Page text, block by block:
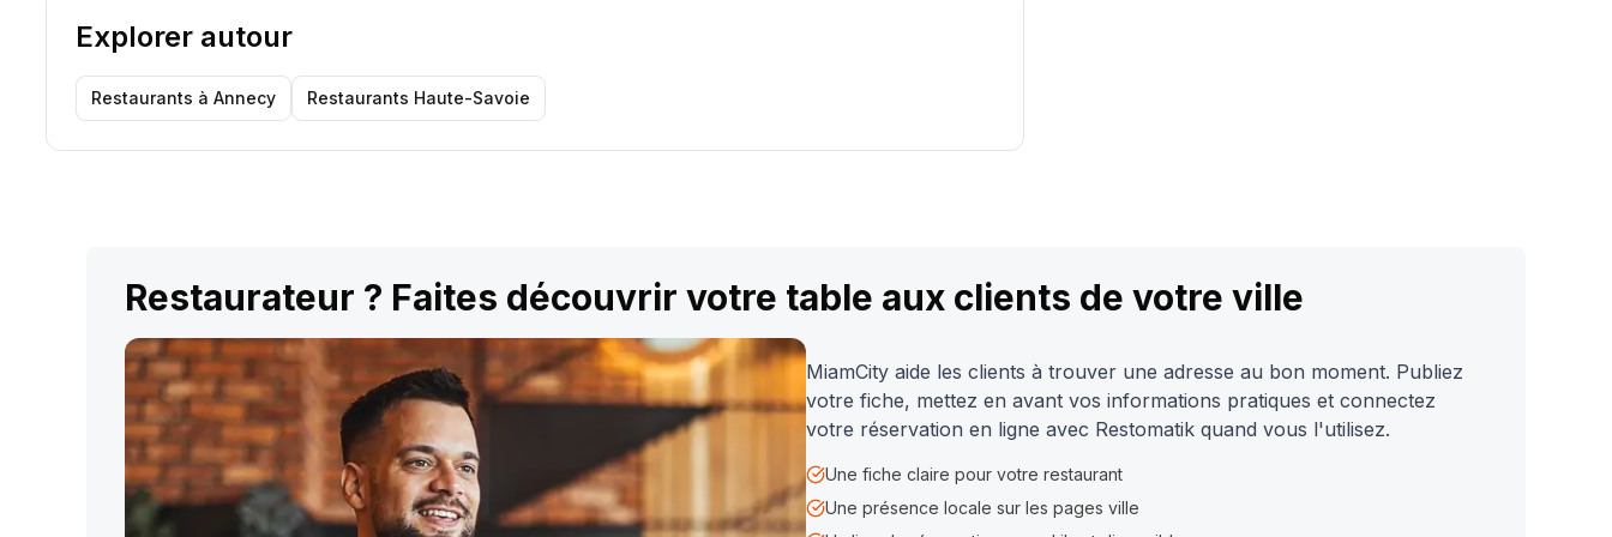
Explorer autour
Restaurants à Annecy Restaurants Haute-Savoie
Restaurateur ? Faites découvrir votre table aux clients de votre ville
MiamCity aide les clients à trouver une adresse au bon moment. Publiez
votre fiche, mettez en avant vos informations pratiques et connectez
votre réservation en ligne avec Restomatik quand vous l'utilisez.
Une fiche claire pour votre restaurant
Une présence locale sur les pages ville